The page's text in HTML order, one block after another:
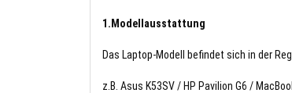
1.Modellausstattung
Das Laptop-Modell befindet sich in der
z.B. Asus K53SV / HP Pavilion G6 /